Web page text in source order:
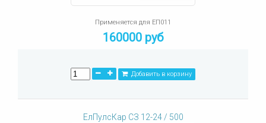
Применяется для ЕП011
160000 руб
Добавить в корзину
ЕлПулсКар СЗ 12-24 / 500